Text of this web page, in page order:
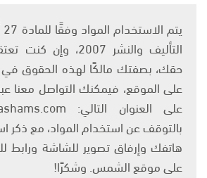
التأليف والنشر 2007،
حقك، بصفتك مالكًا لهذه الحقوق في
على الموقع، فيمكنك التواصل معنا عبر
بالتوقف عن استخدام المواد، مع
هاتفك وإرفاق تصوير للشاشة ورابط
على موقع الشمس. وشكرًا!